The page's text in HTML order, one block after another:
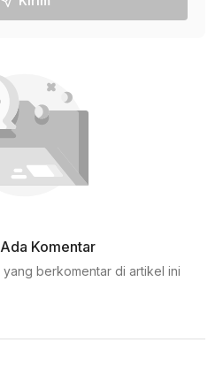
Komentar
berkomentar di artikel ini